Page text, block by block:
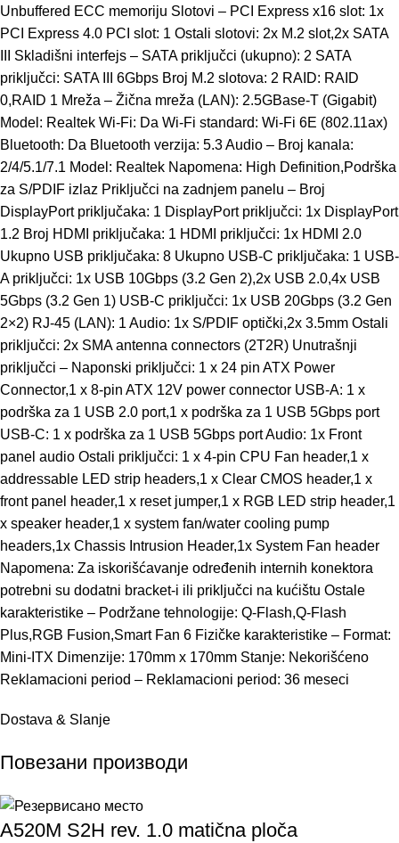
Unbuffered ECC memoriju Slotovi – PCI Express x16 slot: 1x
PCI Express 4.0 PCI slot: 1 Ostali slotovi: 2x M.2 slot,2x SATA
III Skladišni interfejs – SATA priključci (ukupno): 2 SATA
priključci: SATA III 6Gbps Broj M.2 slotova: 2 RAID: RAID
0,RAID 1 Mreža – Žična mreža (LAN): 2.5GBase-T (Gigabit)
Model: Realtek Wi-Fi: Da Wi-Fi standard: Wi-Fi 6E (802.11ax)
Bluetooth: Da Bluetooth verzija: 5.3 Audio – Broj kanala:
2/4/5.1/7.1 Model: Realtek Napomena: High Definition,Podrška
za S/PDIF izlaz Priključci na zadnjem panelu – Broj
DisplayPort priključaka: 1 DisplayPort priključci: 1x DisplayPort
1.2 Broj HDMI priključaka: 1 HDMI priključci: 1x HDMI 2.0
Ukupno USB priključaka: 8 Ukupno USB-C priključaka: 1 USB-
A priključci: 1x USB 10Gbps (3.2 Gen 2),2x USB 2.0,4x USB
5Gbps (3.2 Gen 1) USB-C priključci: 1x USB 20Gbps (3.2 Gen
2×2) RJ-45 (LAN): 1 Audio: 1x S/PDIF optički,2x 3.5mm Ostali
priključci: 2x SMA antenna connectors (2T2R) Unutrašnji
priključci – Naponski priključci: 1 x 24 pin ATX Power
Connector,1 x 8-pin ATX 12V power connector USB-A: 1 x
podrška za 1 USB 2.0 port,1 x podrška za 1 USB 5Gbps port
USB-C: 1 x podrška za 1 USB 5Gbps port Audio: 1x Front
panel audio Ostali priključci: 1 x 4-pin CPU Fan header,1 x
addressable LED strip headers,1 x Clear CMOS header,1 x
front panel header,1 x reset jumper,1 x RGB LED strip header,1
x speaker header,1 x system fan/water cooling pump
headers,1x Chassis Intrusion Header,1x System Fan header
Napomena: Za iskorišćavanje određenih internih konektora
potrebni su dodatni bracket-i ili priključci na kućištu Ostale
karakteristike – Podržane tehnologije: Q-Flash,Q-Flash
Plus,RGB Fusion,Smart Fan 6 Fizičke karakteristike – Format:
Mini-ITX Dimenzije: 170mm x 170mm Stanje: Nekorišćeno
Reklamacioni period – Reklamacioni period: 36 meseci
Dostava & Slanje
Повезани производи
A520M S2H rev. 1.0 matična ploča